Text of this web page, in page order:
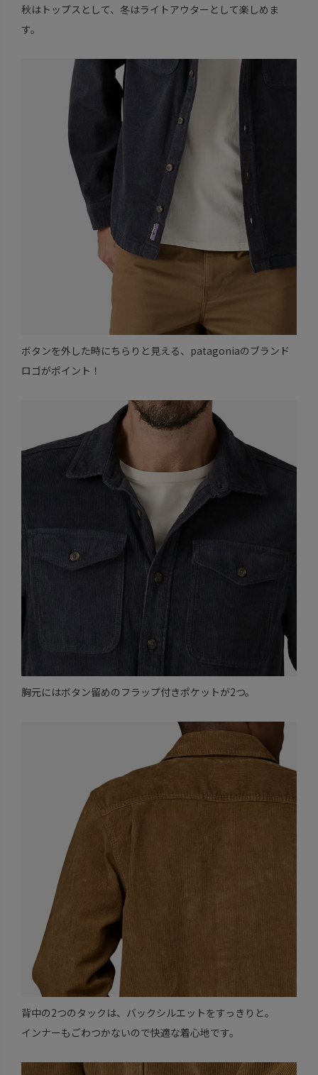
秋はトップスとして、冬はライトアウターとして楽しめま
す。
ボタンを外した時にちらりと見える、patagoniaのブランド
ロゴがポイント！
胸元にはボタン留めのフラップ付きポケットが2つ。
背中の2つのタックは、バックシルエットをすっきりと。
インナーもごわつかないので快適な着心地です。